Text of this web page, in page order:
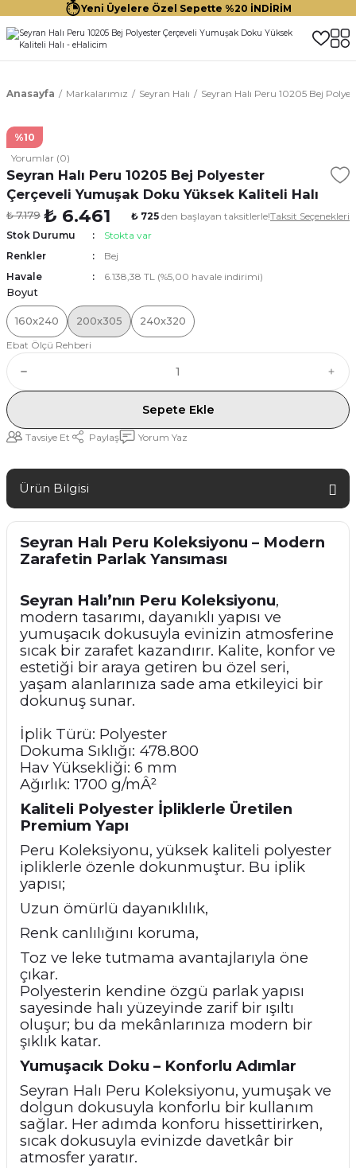
Yeni Üyelere Özel Sepette %20 İNDİRİM
Anasayfa Markalarımız Seyran Halı Seyran Halı Peru 10205 Bej
%10
Yorumlar (0)
Seyran Halı Peru 10205 Bej Polyester
Çerçeveli Yumuşak Doku Yüksek Kaliteli Halı
₺ 7.179 ₺ 6.461 ₺ 725 den başlayan taksitlerle!Taksit Seçenekleri
Stok Durumu
Stokta var
Renkler
Bej
Havale
6.138,38 TL (%5,00 havale indirimi)
Boyut
160x240 200x305
240x320
Ebat Ölçü Rehberi
Sepete Ekle
Tavsiye Et Paylaş Yorum Yaz
Ürün Bilgisi
Seyran Halı Peru Koleksiyonu – Modern
Zarafetin Parlak Yansıması
Seyran Halı’nın Peru Koleksiyonu,
modern tasarımı, dayanıklı yapısı ve
yumuşacık dokusuyla evinizin atmosferine
sıcak bir zarafet kazandırır. Kalite, konfor ve
estetiği bir araya getiren bu özel seri,
yaşam alanlarınıza sade ama etkileyici bir
dokunuş sunar.
İplik Türü: Polyester
Dokuma Sıklığı: 478.800
Hav Yüksekliği: 6 mm
Ağırlık: 1700 g/mÂ²
Kaliteli Polyester İpliklerle Üretilen
Premium Yapı
Peru Koleksiyonu, yüksek kaliteli polyester
ipliklerle özenle dokunmuştur. Bu iplik
yapısı;
Uzun ömürlü dayanıklılık,
Renk canlılığını koruma,
Toz ve leke tutmama avantajlarıyla öne
çıkar.
Polyesterin kendine özgü parlak yapısı
sayesinde halı yüzeyinde zarif bir ışıltı
oluşur; bu da mekânlarınıza modern bir
şıklık katar.
Yumuşacık Doku – Konforlu Adımlar
Seyran Halı Peru Koleksiyonu, yumuşak ve
dolgun dokusuyla konforlu bir kullanım
sağlar. Her adımda konforu hissettirirken,
sıcak dokusuyla evinizde davetkâr bir
atmosfer yaratır.